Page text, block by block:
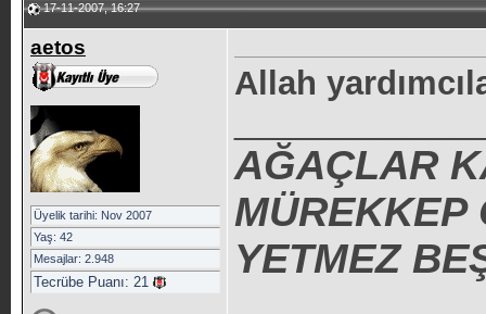
17-11-2007, 16:27
aetos
Üyelik tarihi: Nov 2007
Yaş: 42
Mesajlar: 2.948
Tecrübe Puanı: 21
Allah
AĞAÇLAR
MÜREKKEP
YETMEZ